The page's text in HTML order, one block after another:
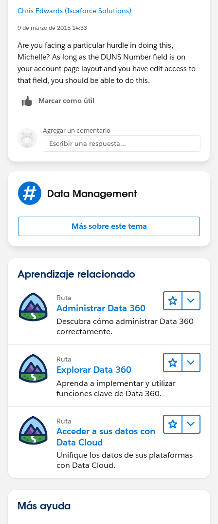
Chris Edwards (Iscaforce Solutions)
9 de marzo de 2015 14:33
Are you facing a particular hurdle in doing this,
Michelle? As long as the DUNS Number field is on
your account page layout and you have edit access to
that field, you should be able to do this.
Marcar como útil
Agregar un comentario
Escribir una respuesta...
Data Management
Más sobre este tema
Aprendizaje relacionado
Ruta
Administrar Data 360
Descubra cómo administrar Data 360
correctamente.
Ruta
Explorar Data 360
Aprenda a implementar y utilizar
funciones clave de Data 360.
Ruta
Acceder a sus datos con
Data Cloud
Unifique los datos de sus plataformas
con Data Cloud.
Más ayuda